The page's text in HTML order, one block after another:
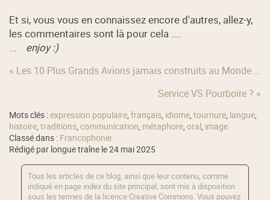
Et si, vous vous en connaissez encore d'autres, allez-y,
les commentaires sont là pour cela ....
... enjoy :)
« Les 10 Plus Grands Avions jamais construits au Monde …
Service VS Pourboire ? »
Mots clés :expression populaire,français, idiome,tournure, langue,
histoire,traditions,communication, métaphore,oral, image
Classé dans : Francophonie
Rédigé par longue traîne le 24 mai 2025
Tous les articles de ce blog, ainsi que leur contenu, comme
indiqué en page index du site principal, sont mis à disposition
sous les termes de la licence Creative Commons. Vous pouvez